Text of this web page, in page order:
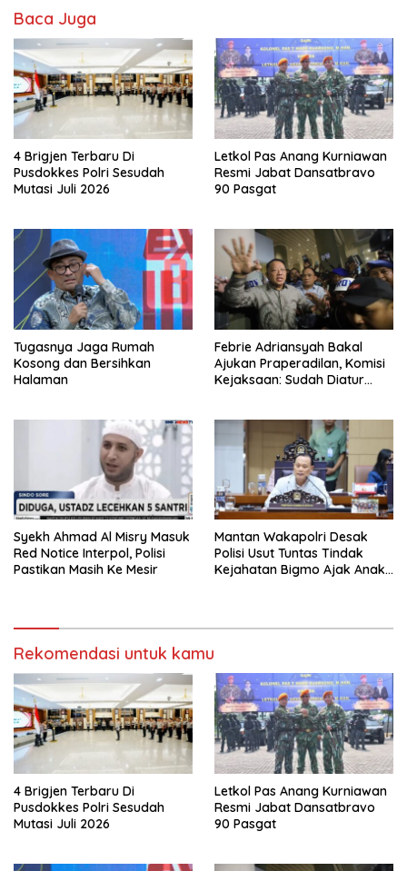
Baca Juga
4 Brigjen Terbaru Di
Pusdokkes Polri Sesudah
Mutasi Juli 2026
Letkol Pas Anang Kurniawan
Resmi Jabat Dansatbravo
90 Pasgat
Tugasnya Jaga Rumah
Kosong dan Bersihkan
Halaman
Febrie Adriansyah Bakal
Ajukan Praperadilan, Komisi
Kejaksaan: Sudah Diatur
Syekh Ahmad Al Misry Masuk
Red Notice Interpol, Polisi
Pastikan Masih Ke Mesir
Mantan Wakapolri Desak
Polisi Usut Tuntas Tindak
Kejahatan Bigmo Ajak Anak
Rekomendasi untuk kamu
4 Brigjen Terbaru Di
Pusdokkes Polri Sesudah
Mutasi Juli 2026
Letkol Pas Anang Kurniawan
Resmi Jabat Dansatbravo
90 Pasgat